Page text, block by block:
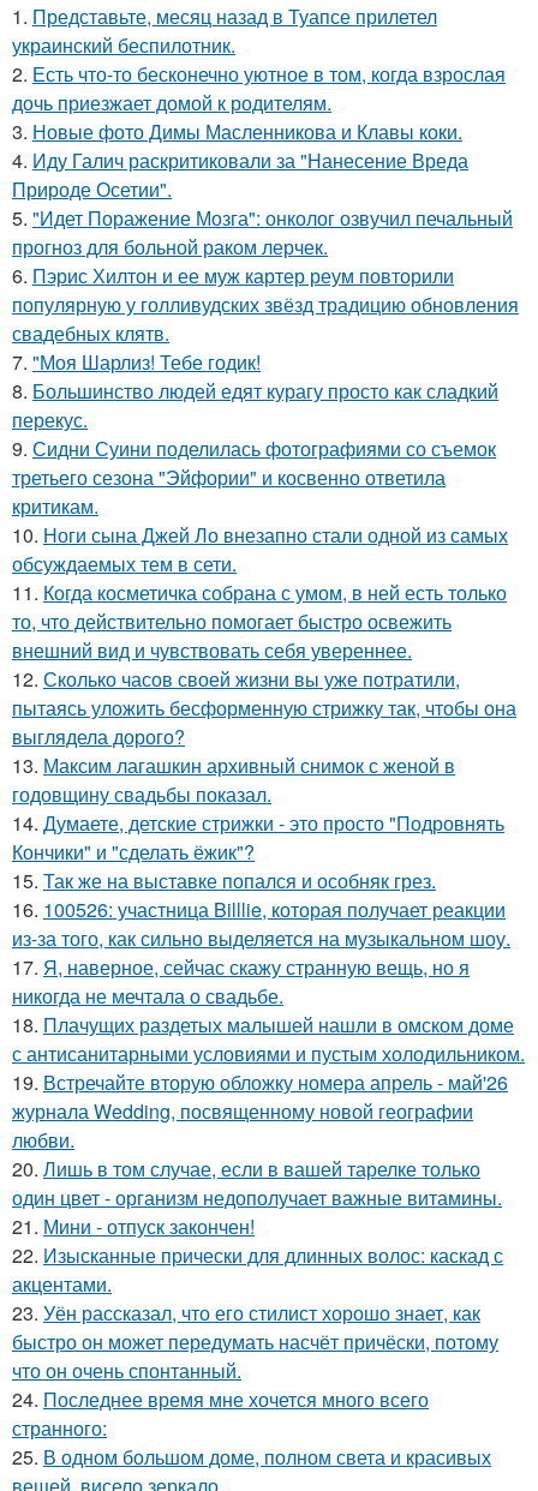
1. Представьте, месяц назад в Туапсе прилетел
украинский беспилотник.
2. Есть что-то бесконечно уютное в том, когда взрослая
дочь приезжает домой к родителям.
3. Новые фото Димы Масленникова и Клавы коки.
4. Иду Галич раскритиковали за "Нанесение Вреда
Природе Осетии".
5. "Идет Поражение Мозга": онколог озвучил печальный
прогноз для больной раком лерчек.
6. Пэрис Хилтон и ее муж картер реум повторили
популярную у голливудских звёзд традицию обновления
свадебных клятв.
7. "Моя Шарлиз! Тебе годик!
8. Большинство людей едят курагу просто как сладкий
перекус.
9. Сидни Суини поделилась фотографиями со съемок
третьего сезона "Эйфории" и косвенно ответила
критикам.
10. Ноги сына Джей Ло внезапно стали одной из самых
обсуждаемых тем в сети.
11. Когда косметичка собрана с умом, в ней есть только
то, что действительно помогает быстро освежить
внешний вид и чувствовать себя увереннее.
12. Сколько часов своей жизни вы уже потратили,
пытаясь уложить бесформенную стрижку так, чтобы она
выглядела дорого?
13. Максим лагашкин архивный снимок с женой в
годовщину свадьбы показал.
14. Думаете, детские стрижки - это просто "Подровнять
Кончики" и "сделать ёжик"?
15. Так же на выставке попался и особняк грез.
16. 100526: участница Billlie, которая получает реакции
из-за того, как сильно выделяется на музыкальном шоу.
17. Я, наверное, сейчас скажу странную вещь, но я
никогда не мечтала о свадьбе.
18. Плачущих раздетых малышей нашли в омском доме
с антисанитарными условиями и пустым холодильником.
19. Встречайте вторую обложку номера апрель - май'26
журнала Wedding, посвященному новой географии
любви.
20. Лишь в том случае, если в вашей тарелке только
один цвет - организм недополучает важные витамины.
21. Мини - отпуск закончен!
22. Изысканные прически для длинных волос: каскад с
акцентами.
23. Уён рассказал, что его стилист хорошо знает, как
быстро он может передумать насчёт причёски, потому
что он очень спонтанный.
24. Последнее время мне хочется много всего
странного:
25. В одном большом доме, полном света и красивых
вещей, висело зеркало.